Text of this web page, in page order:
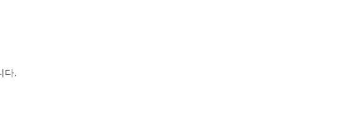
다.